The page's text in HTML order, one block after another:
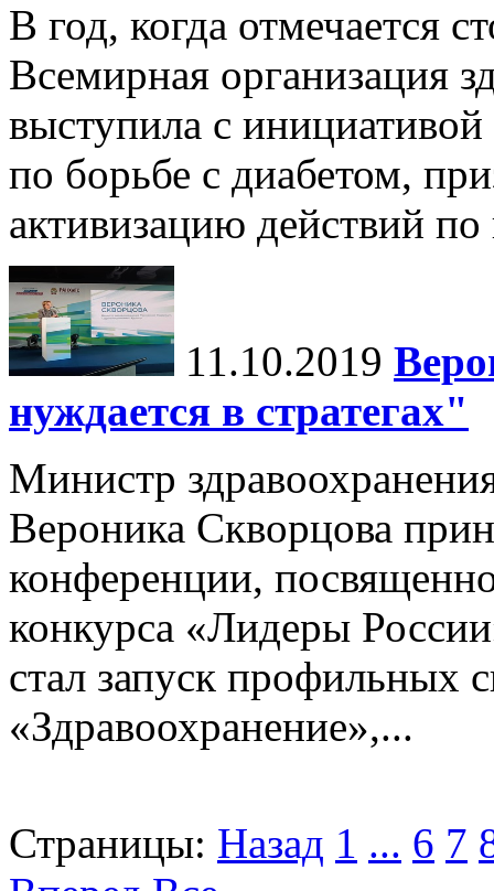
В год, когда отмечается
Всемирная организация
выступила с
по борьбе с диабетом,
активизацию действий
11.10.2019
нуждается в стратегах"
Министр
Вероника Скворцова
конференции,
конкурса «Лидеры
стал запуск профильных
«Здравоохранение»,...
Страницы: Назад 1 ... 6 7